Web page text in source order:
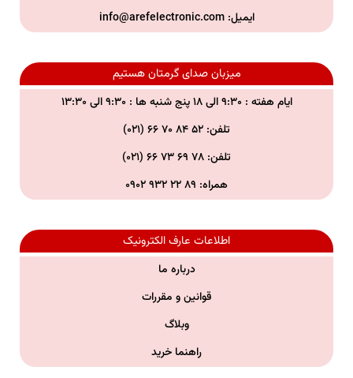
ایمیل:info@arefelectronic.com
میزبان صدای گرمتان هستیم
ایام هفته : ۹:۳۰ الی ۱۸ پنج شنبه ها : ۹:۳۰ الی ۱۳:۳۰
تلفن: ۵۲ ۸۴ ۷۰ ۶۶ (۰۲۱)
تلفن: ۷۸ ۶۹ ۷۳ ۶۶ (۰۲۱)
همراه:
اطلاعات عارف الکترونیک
درباره ما
قوانین و مقررات
وبلاگ
راهنما خرید